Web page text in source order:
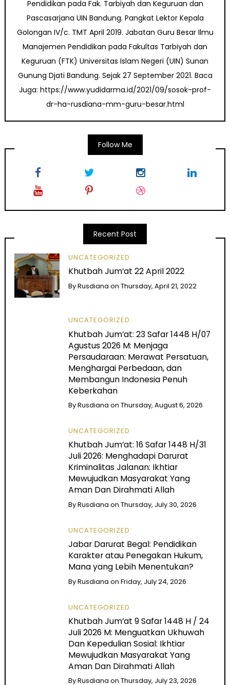
Pendidikan pada Fak. Tarbiyah dan Keguruan dan
Pascasarjana UIN Bandung. Pangkat Lektor Kepala
Golongan IV/c. TMT April 2019. Jabatan Guru Besar Ilmu
Manajemen Pendidikan pada Fakultas Tarbiyah dan
Keguruan (FTK) Universitas Islam Negeri (UIN) Sunan
Gunung Djati Bandung. Sejak 27 September 2021. Baca
Juga: https://www.yudidarma.id/2021/09/sosok-prof-
dr-ha-rusdiana-mm-guru-besar.html
Follow Me
Recent Post
UNCATEGORIZED
Khutbah Jum’at 22 April 2022
ByRusdiana onThursday, April 21, 2022
UNCATEGORIZED
Khutbah Jum’at: 23 Safar 1448 H/07
Agustus 2026 M: Menjaga
Persaudaraan: Merawat Persatuan,
Menghargai Perbedaan, dan
Membangun Indonesia Penuh
Keberkahan
ByRusdiana onThursday, August 6, 2026
UNCATEGORIZED
Khutbah Jum’at: 16 Safar 1448 H/31
Juli 2026: Menghadapi Darurat
Kriminalitas Jalanan: Ikhtiar
Mewujudkan Masyarakat Yang
Aman Dan Dirahmati Allah
ByRusdiana onThursday, July 30, 2026
UNCATEGORIZED
Jabar Darurat Begal: Pendidikan
Karakter atau Penegakan Hukum,
Mana yang Lebih Menentukan?
ByRusdiana onFriday, July 24, 2026
UNCATEGORIZED
Khutbah Jum’at 9 Safar 1448 H / 24
Juli 2026 M: Menguatkan Ukhuwah
Dan Kepedulian Sosial: Ikhtiar
Mewujudkan Masyarakat Yang
Aman Dan Dirahmati Allah
ByRusdiana onThursday, July 23, 2026